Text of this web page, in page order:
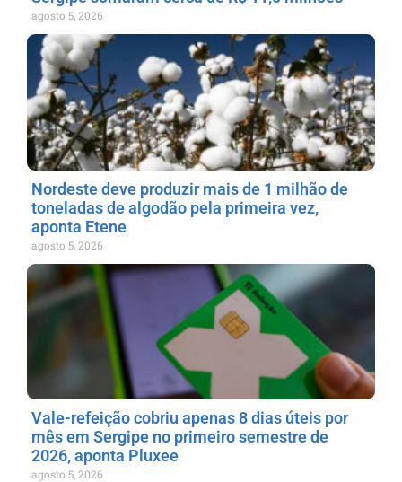
agosto 5, 2026
Nordeste deve produzir mais de 1 milhão de
toneladas de algodão pela primeira vez,
aponta Etene
agosto 5, 2026
Vale-refeição cobriu apenas 8 dias úteis por
mês em Sergipe no primeiro semestre de
2026, aponta Pluxee
agosto 5, 2026